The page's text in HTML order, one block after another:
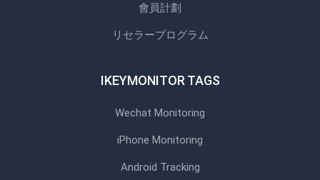
會員計劃
リセラープログラム
IKEYMONITOR TAGS
Wechat Monitoring
iPhone Monitoring
Android Tracking